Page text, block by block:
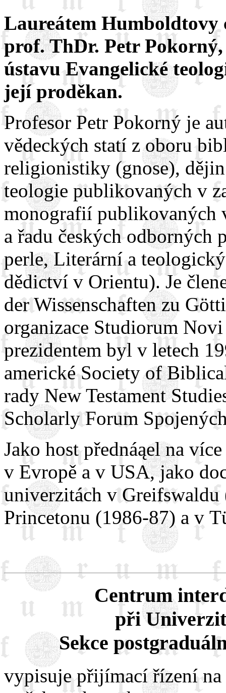
Laureátem Humboldtovy
prof. ThDr. Petr
ústavu Evangelické
její proděkan.
Profesor Petr Pokorný je
vědeckých statí z oboru
religionistiky (gnose),
teologie publikovaných v
monografií publikovaných
a řadu českých odborných
perle, Literární a
dědictví v Orientu). Je
der Wissenschaften zu
organizace Studiorum
prezidentem byl v letech
americké Society of
rady New Testament
Scholarly Forum
Jako host přednáąel na
v Evropě a v USA, jako
univerzitách v
Princetonu (1986-87) a v
Centrum
při
Sekce
vypisuje přijímací řízení na